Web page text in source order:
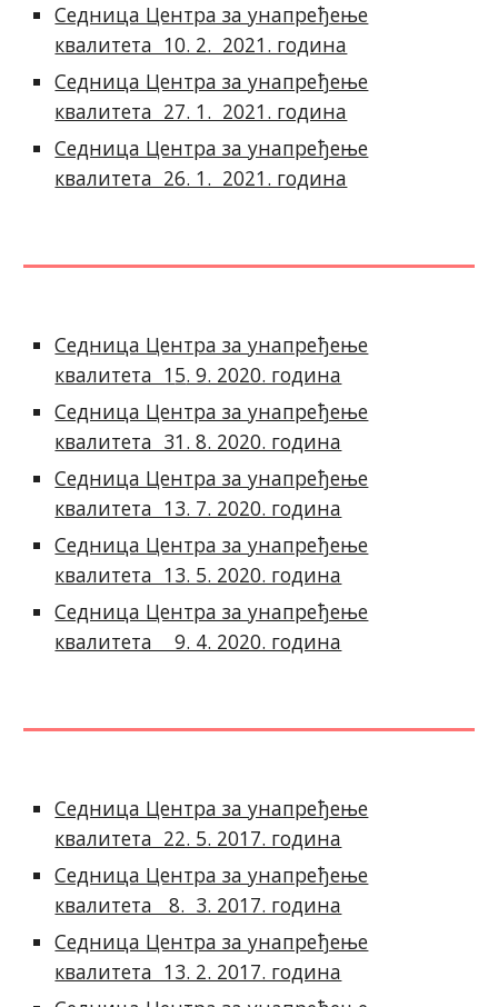
Седница Центра за унапређење
квалитета 10. 2. 2021. година
Седница Центра за унапређење
квалитета 27. 1. 2021. година
Седница Центра за унапређење
квалитета 26. 1. 2021. година
Седница Центра за унапређење
квалитета 15. 9. 2020. година
Седница Центра за унапређење
квалитета 31. 8. 2020. година
Седница Центра за унапређење
квалитета 13. 7. 2020. година
Седница Центра за унапређење
квалитета 13. 5. 2020. година
Седница Центра за унапређење
квалитета 9. 4. 2020. година
Седница Центра за унапређење
квалитета 22. 5. 2017. година
Седница Центра за унапређење
квалитета 8. 3. 2017. година
Седница Центра за унапређење
квалитета 13. 2. 2017. година